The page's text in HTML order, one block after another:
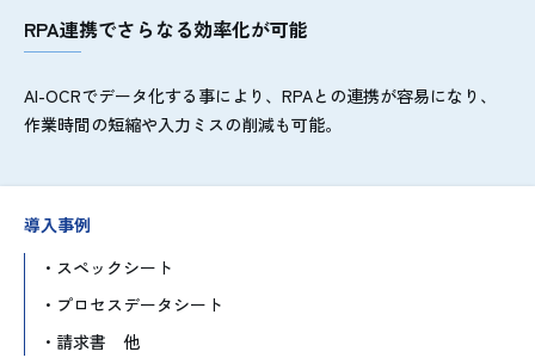
RPA連携でさらなる効率化が可能
AI-OCRでデータ化する事により、RPAとの連携が容易になり、
作業時間の短縮や入力ミスの削減も可能。
導入事例
スペックシート
プロセスデータシート
請求書 他